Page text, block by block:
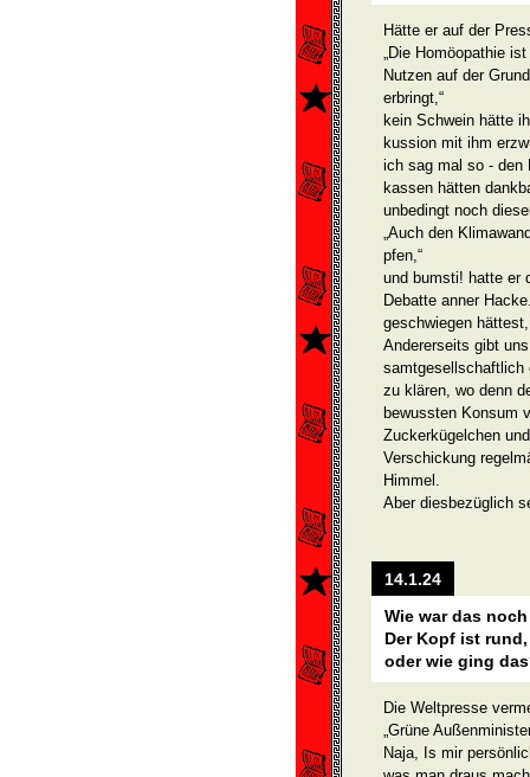
Hätte er auf der
„Die Homöopathie
Nutzen auf der
erbringt,“
kein Schwein hätte
kussion mit ihm
ich sag mal so - den
kassen hätten
unbedingt noch
„Auch den
pfen,“
und bumsti! hatte er
Debatte anner
geschwiegen
Andererseits gibt
samtgesellschaft­lich
zu klären, wo denn
bewussten Konsum
Zuckerkügel­chen
Verschickung
Himmel.
Aber diesbezüglich
14.1.24
Wie war das
Der Kopf ist
oder wie ging
Die Weltpresse
„Grüne
Naja, Is mir